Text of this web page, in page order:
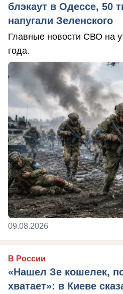
блэкаут в Одессе, 50
напугали Зеленского
Главные новости СВО на
года.
09.08.2026
В России
«Нашел Зе кошелек,
хватает»: в Киеве